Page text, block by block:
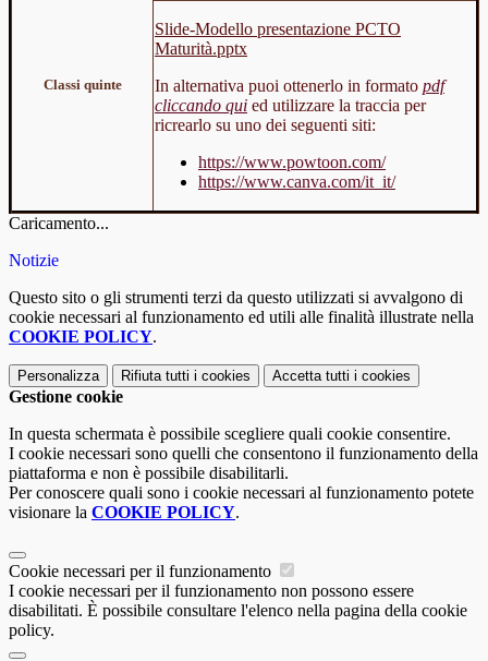
Classi quinte
Slide-Modello presentazione PCTO
Maturità.pptx
In alternativa puoi ottenerlo in formato pdf
cliccando qui ed utilizzare la traccia per
ricrearlo su uno dei seguenti siti:
https://www.powtoon.com/
https://www.canva.com/it_it/
Caricamento...
Notizie
Questo sito o gli strumenti terzi da questo utilizzati si avvalgono di
cookie necessari al funzionamento ed utili alle finalità illustrate nella
COOKIE POLICY.
Personalizza Rifiuta tutti i cookies Accetta tutti i cookies
Gestione cookie
In questa schermata è possibile scegliere quali cookie consentire.
I cookie necessari sono quelli che consentono il funzionamento della
piattaforma e non è possibile disabilitarli.
Per conoscere quali sono i cookie necessari al funzionamento potete
visionare la COOKIE POLICY.
Cookie necessari per il funzionamento
I cookie necessari per il funzionamento non possono essere
disabilitati. È possibile consultare l'elenco nella pagina della cookie
policy.